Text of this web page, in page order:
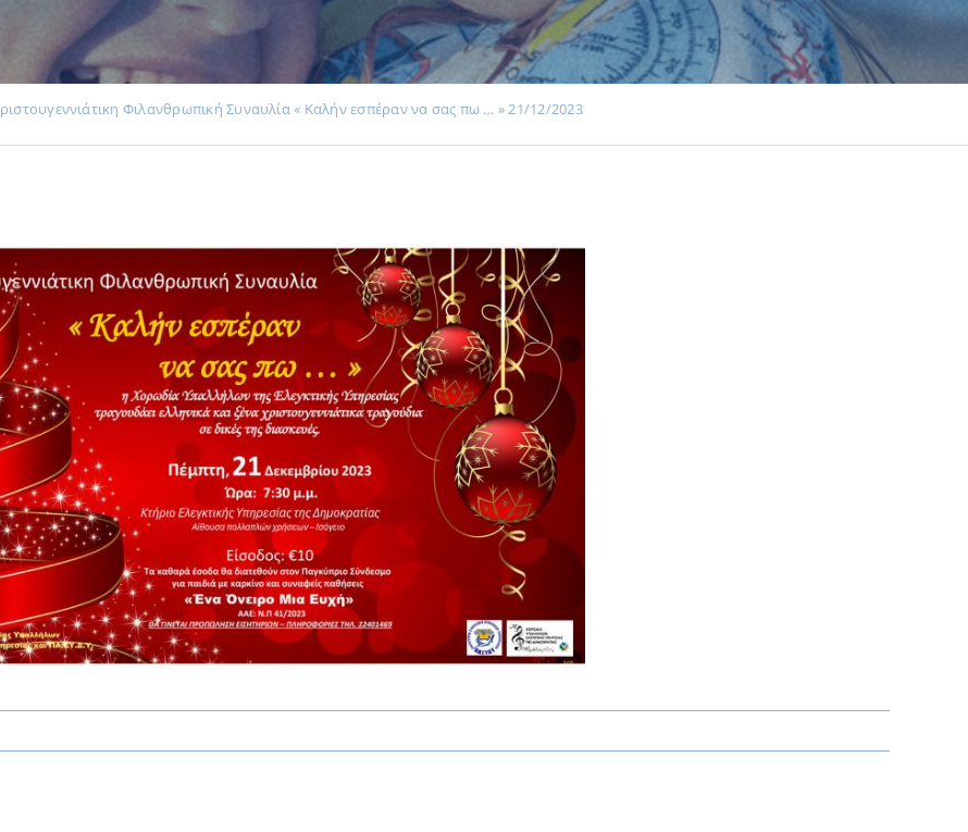
Φιλανθρωπική Συναυλία « Καλήν εσπέραν να σας πω … » 21/12/2023